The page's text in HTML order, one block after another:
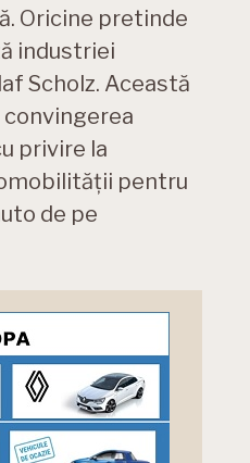
Oricine pretinde
industriei
Scholz. Această
privire la
pentru
de pe